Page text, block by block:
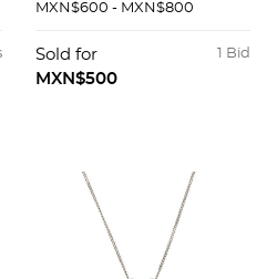
MXN$600 - MXN$800
1 Bid
Sold for
MXN$500